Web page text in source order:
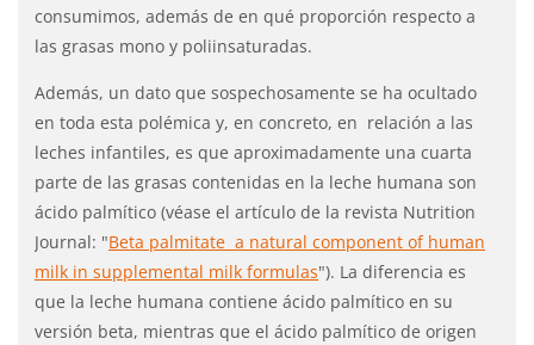
consumimos, además de en qué proporción respecto a
las grasas mono y poliinsaturadas.
Además, un dato que sospechosamente se ha ocultado
en toda esta polémica y, en concreto, en relación a las
leches infantiles, es que aproximadamente una cuarta
parte de las grasas contenidas en la leche humana son
ácido palmítico (véase el artículo de la revista Nutrition
Journal: "Beta palmitate a natural component of human
milk in supplemental milk formulas"). La diferencia es
que la leche humana contiene ácido palmítico en su
versión beta, mientras que el ácido palmítico de origen